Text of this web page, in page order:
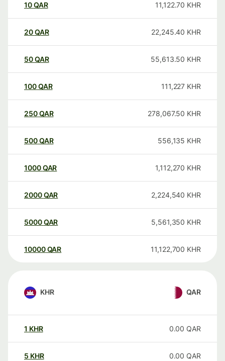
10QAR 11,122.70 KHR
20QAR 22,245.40 KHR
50QAR 55,613.50 KHR
100QAR 111,227 KHR
250QAR 278,067.50 KHR
500QAR 556,135 KHR
1000QAR 1,112,270 KHR
2000QAR 2,224,540 KHR
5000QAR 5,561,350 KHR
10000 QAR 11,122,700 KHR
KHR QAR
1 KHR 0.00 QAR
5 KHR 0.00 QAR